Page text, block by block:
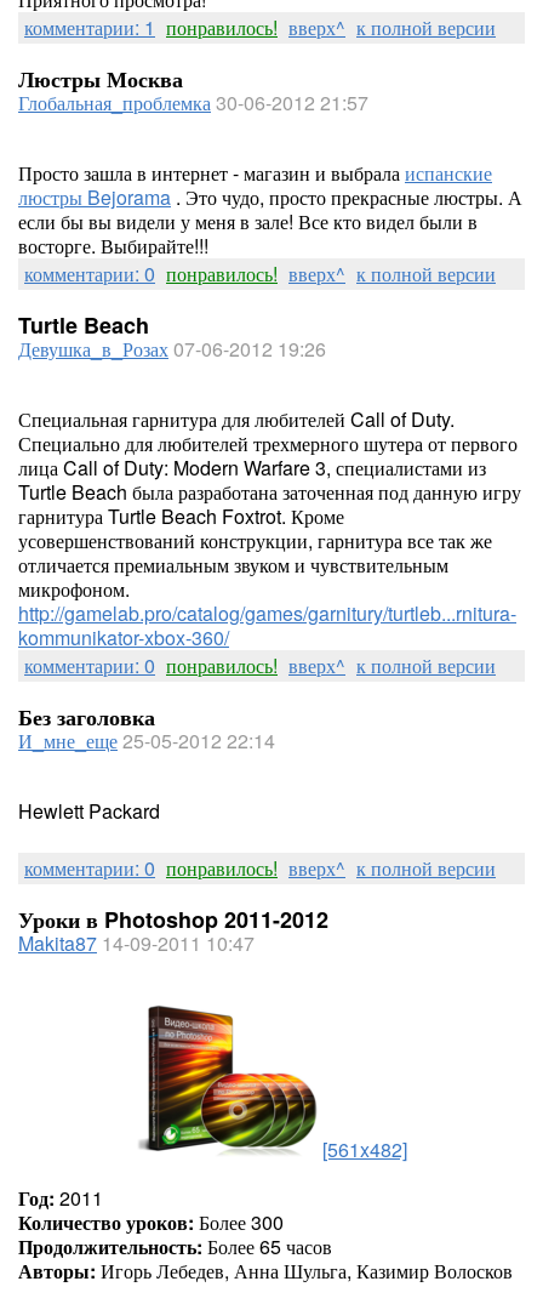
комментарии: 1 понравилось! вверх^ к полной версии
Люстры Москва
Глобальная_проблемка30-06-2012 21:57
Просто зашла в интернет - магазин и выбралаиспанские
люстры Bejorama . Это чудо, просто прекрасные люстры. А
если бы вы видели у меня в зале! Все кто видел были в
восторге. Выбирайте!!!
комментарии: 0 понравилось! вверх^ к полной версии
Turtle Beach
Девушка_в_Розах07-06-2012 19:26
Специальная гарнитура для любителей Call of Duty.
Специально для любителей трехмерного шутера от первого
лица Call of Duty: Modern Warfare 3, специалистами из
Turtle Beach была разработана заточенная под данную игру
гарнитура Turtle Beach Foxtrot. Кроме
усовершенствований конструкции, гарнитура все так же
отличается премиальным звуком и чувствительным
микрофоном.
http://gamelab.pro/catalog/games/garnitury/turtleb...rnitura-
kommunikator-xbox-360/
комментарии: 0 понравилось! вверх^ к полной версии
Без заголовка
И_мне_еще25-05-2012 22:14
Hewlett Packard
комментарии: 0 понравилось! вверх^ к полной версии
Уроки в Photoshop 2011-2012
Makita87 14-09-2011 10:47
[561x482]
Год: 2011
Количество уроков: Более 300
Продолжительность: Более 65 часов
Авторы: Игорь Лебедев, Анна Шульга, Казимир Волосков